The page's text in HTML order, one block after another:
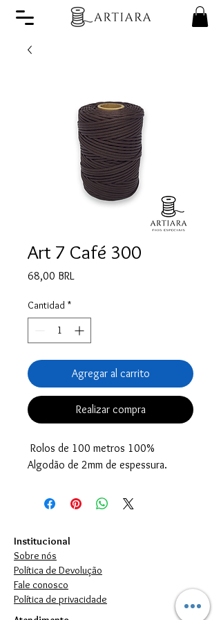
Art 7 Café 300
68,00 BRL
Cantidad *
Agregar al carrito
Realizar compra
Rolos de 100 metros 100%
Algodão de 2mm de espessura.
Institucional
Sobre nós
Política de Devolução
Fale conosco
Política de privacidade